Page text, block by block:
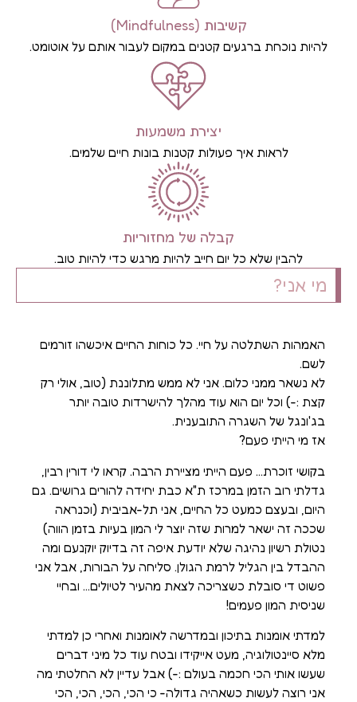
קשיבות (Mindfulness)
להיות נוכחת ברגעים קטנים במקום לעבור אותם על אוטומט.
יצירת משמעות
לראות איך פעולות קטנות בונות חיים שלמים.
קבלה של מחזוריות
להבין שלא כל יום חייב להיות מרגש כדי להיות טוב.
מי אני?
האמהות השתלטה על חיי. כל כוחות החיים איכשהו זורמים
לשם.
לא נשאר ממני כלום. אני לא ממש מתלוננת (טוב, אולי רק
קצת :-) וכל יום הוא עוד מהלך להישרדות טובה יותר
בג'ונגל של השגרה התובענית.
אז מי הייתי פעם?
בקושי זוכרת… פעם הייתי מציירת הרבה. קראו לי דורין רבין,
גדלתי רוב הזמן במרכז ת"א כבת יחידה להורים גרושים. גם
היום, ובעצם כמעט כל החיים, אני תל-אביבית (וכנראה
שככה זה ישאר למרות שזה יוצר לי המון בעיות בזמן הווה)
נטולת רשיון נהיגה שלא יודעת איפה זה בדיוק יוקנעם ומה
ההבדל בין הגליל לרמת הגולן. סליחה על הבורות, אבל אני
פשוט די סובלת כשצריכה לצאת מהעיר לטיולים… ובחיי
שניסית המון פעמים!
למדתי אומנות בתיכון ובמדרשה לאומנות ואחרי כן למדתי
מלא סיינטולוגיה, מעט אייקידו ובטח עוד כל מיני דברים
שעשו אותי הכי חכמה בעולם :-) אבל עדיין לא החלטתי מה
אני רוצה לעשות כשאהיה גדולה- כי הכי, הכי, הכי, הכי